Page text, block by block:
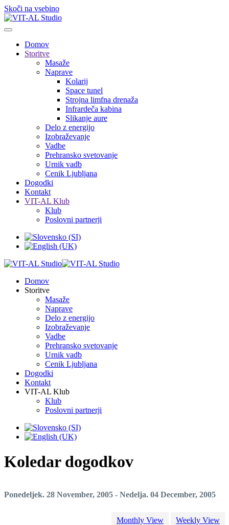
Skoči na vsebino
Domov
Storitve
Masaže
Naprave
Kolarij
Space tunel
Strojna limfna drenaža
Infrardeča kabina
Slikanje aure
Delo z energijo
Izobraževanje
Vadbe
Prehransko svetovanje
Urnik vadb
Cenik Ljubljana
Dogodki
Kontakt
VIT-AL Klub
Klub
Poslovni partnerji
Domov
Storitve
Masaže
Naprave
Delo z energijo
Izobraževanje
Vadbe
Prehransko svetovanje
Urnik vadb
Cenik Ljubljana
Dogodki
Kontakt
VIT-AL Klub
Klub
Poslovni partnerji
Koledar dogodkov
Ponedeljek. 28 November, 2005 - Nedelja. 04 December, 2005
Monthly View Weekly View